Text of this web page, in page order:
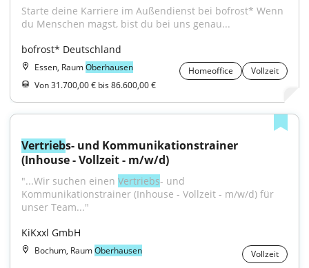
Starte deine Karriere im Außendienst bei bofrost* Wenn
du Menschen magst, bist du bei uns genau...
bofrost* Deutschland
Essen, RaumOberhausen Homeoffice
Vollzeit
Von 31.700,00 € bis 86.600,00 €
Vertriebs- und Kommunikationstrainer
(Inhouse - Vollzeit - m/w/d)
"...Wir suchen einen Vertriebs- und
Kommunikationstrainer (Inhouse - Vollzeit - m/w/d) für
unser Team..."
KiKxxl GmbH
Bochum, RaumOberhausen Vollzeit